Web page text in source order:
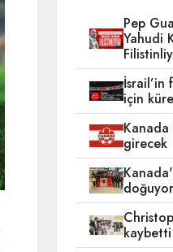
Pep
Yahudi
İsrail’in
için
Kanada
girecek
kaybetti